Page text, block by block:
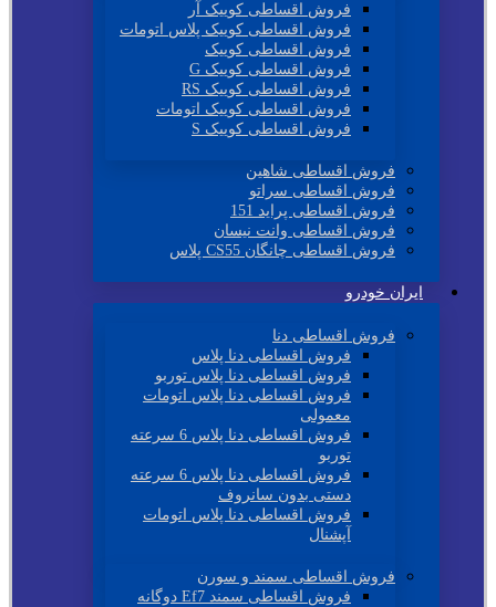
فروش اقساطی کوییک آر
فروش اقساطی کوییک پلاس اتومات
فروش اقساطی کوییک
فروش اقساطی کوییک G
فروش اقساطی کوییک RS
فروش اقساطی کوییک اتومات
فروش اقساطی کوییک S
فروش اقساطی شاهین
فروش اقساطی سراتو
فروش اقساطی پراید 151
فروش اقساطی وانت نیسان
فروش اقساطی چانگان CS55 پلاس
ایران خودرو
فروش اقساطی دنا
فروش اقساطی دنا پلاس
فروش اقساطی دنا پلاس توربو
فروش اقساطی دنا پلاس اتومات
معمولی
فروش اقساطی دنا پلاس 6 سرعته
توربو
فروش اقساطی دنا پلاس 6 سرعته
دستی بدون سانروف
فروش اقساطی دنا پلاس اتومات
آپشنال
فروش اقساطی سمند و سورن
فروش اقساطی سمند Ef7 دوگانه